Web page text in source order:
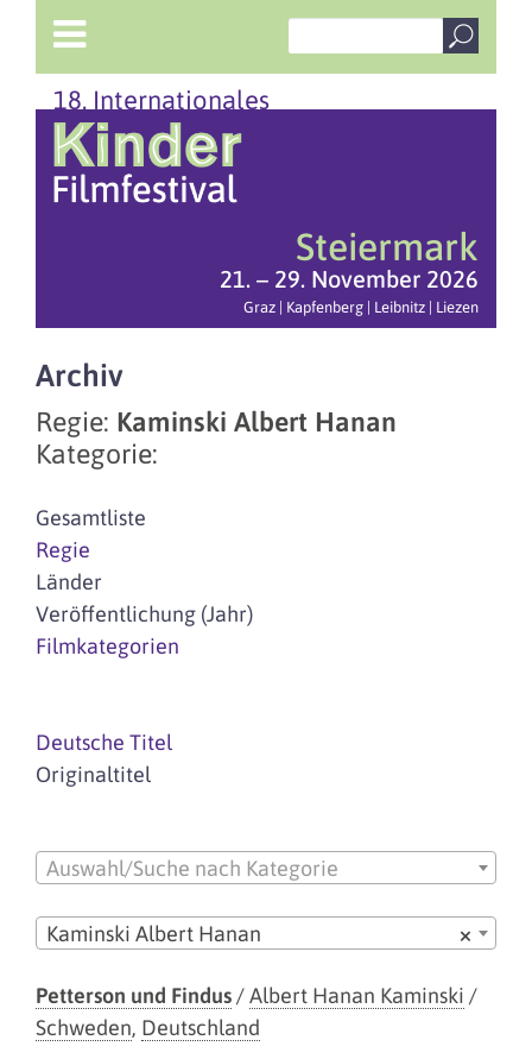
18. Internationales
Steiermark
21. – 29. November 2026
Graz | Kapfenberg | Leibnitz | Liezen
Archiv
Regie: Kaminski Albert Hanan
Kategorie:
Gesamtliste
Regie
Länder
Veröffentlichung (Jahr)
Filmkategorien
Deutsche Titel
Originaltitel
Auswahl/Suche nach Kategorie
×
Kaminski Albert Hanan
Petterson und Findus/Albert Hanan Kaminski /
Schweden, Deutschland